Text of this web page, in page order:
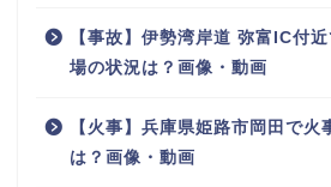
【事故】伊勢湾岸道 弥富IC付
場の状況は？画像・動画
【火事】兵庫県姫路市岡田で火
は？画像・動画